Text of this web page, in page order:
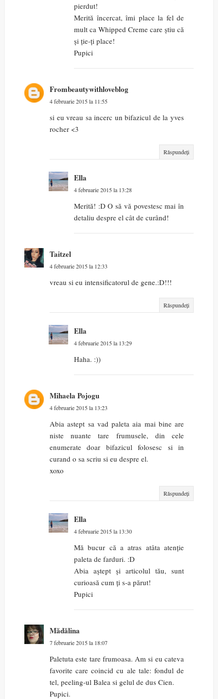
pierdut!
Merită încercat, îmi place la fel de
mult ca Whipped Creme care știu că
și ție-ți place!
Pupici
Frombeautywithloveblog
4 februarie 2015 la 11:55
si eu vreau sa incerc un bifazicul de la yves
rocher <3
Răspundeți
Ella
4 februarie 2015 la 13:28
Merită! :D O să vă povestesc mai în
detaliu despre el cât de curând!
Taitzel
4 februarie 2015 la 12:33
vreau si eu intensificatorul de gene.:D!!!
Răspundeți
Ella
4 februarie 2015 la 13:29
Haha. :))
Mihaela Pojogu
4 februarie 2015 la 13:23
Abia astept sa vad paleta aia mai bine are
niste nuante tare frumusele, din cele
enumerate doar bifazicul folosesc si in
curand o sa scriu si eu despre el.
xoxo
Răspundeți
Ella
4 februarie 2015 la 13:30
Mă bucur că a atras atâta atenție
paleta de farduri. :D
Abia aștept și articolul tău, sunt
curioasă cum ți s-a părut!
Pupici
Mădălina
7 februarie 2015 la 18:07
Paletuta este tare frumoasa. Am si eu cateva
favorite care coincid cu ale tale: fondul de
tel, peeling-ul Balea si gelul de dus Cien.
Pupici.